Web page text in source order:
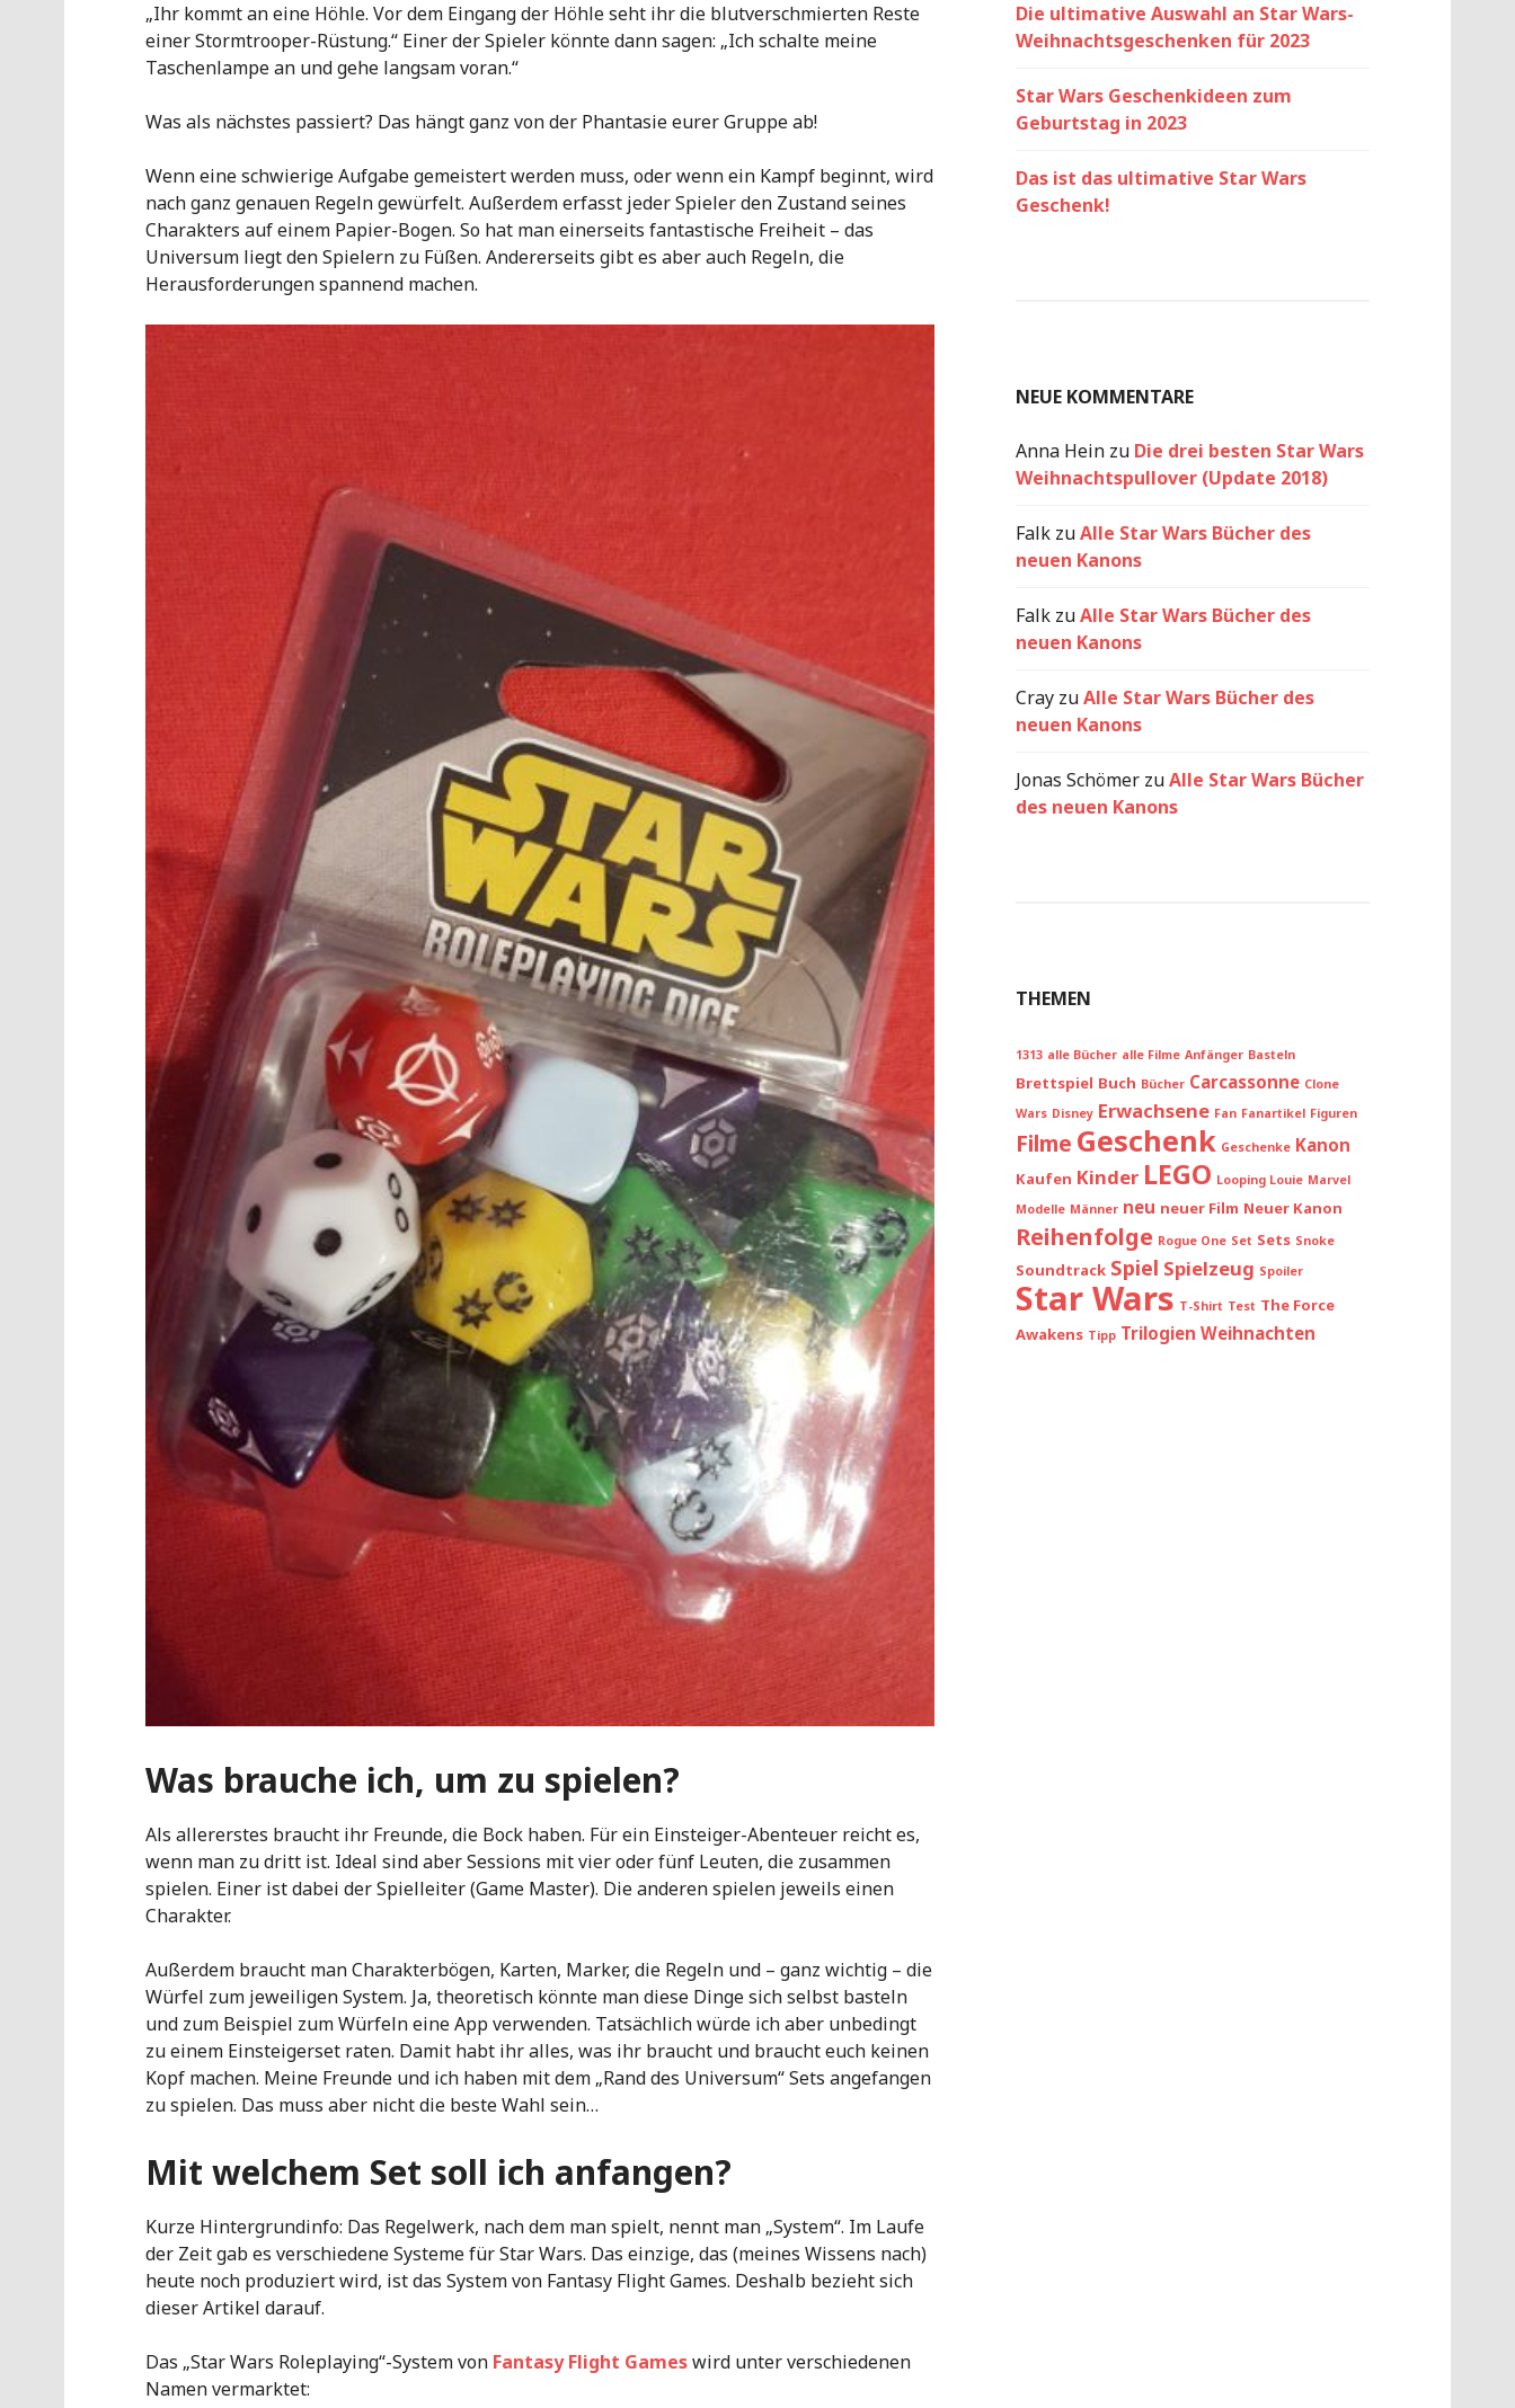
„Ihr kommt an eine Höhle. Vor dem Eingang der Höhle seht ihr die blutverschmierten Reste
einer Stormtrooper-Rüstung.“ Einer der Spieler könnte dann sagen: „Ich schalte meine
Taschenlampe an und gehe langsam voran.“
Was als nächstes passiert? Das hängt ganz von der Phantasie eurer Gruppe ab!
Wenn eine schwierige Aufgabe gemeistert werden muss, oder wenn ein Kampf beginnt, wird
nach ganz genauen Regeln gewürfelt. Außerdem erfasst jeder Spieler den Zustand seines
Charakters auf einem Papier-Bogen. So hat man einerseits fantastische Freiheit – das
Universum liegt den Spielern zu Füßen. Andererseits gibt es aber auch Regeln, die
Herausforderungen spannend machen.
Was brauche ich, um zu spielen?
Als allererstes braucht ihr Freunde, die Bock haben. Für ein Einsteiger-Abenteuer reicht es,
wenn man zu dritt ist. Ideal sind aber Sessions mit vier oder fünf Leuten, die zusammen
spielen. Einer ist dabei der Spielleiter (Game Master). Die anderen spielen jeweils einen
Charakter.
Außerdem braucht man Charakterbögen, Karten, Marker, die Regeln und – ganz wichtig – die
Würfel zum jeweiligen System. Ja, theoretisch könnte man diese Dinge sich selbst basteln
und zum Beispiel zum Würfeln eine App verwenden. Tatsächlich würde ich aber unbedingt
zu einem Einsteigerset raten. Damit habt ihr alles, was ihr braucht und braucht euch keinen
Kopf machen. Meine Freunde und ich haben mit dem „Rand des Universum“ Sets angefangen
zu spielen. Das muss aber nicht die beste Wahl sein…
Mit welchem Set soll ich anfangen?
Kurze Hintergrundinfo: Das Regelwerk, nach dem man spielt, nennt man „System“. Im Laufe
der Zeit gab es verschiedene Systeme für Star Wars. Das einzige, das (meines Wissens nach)
heute noch produziert wird, ist das System von Fantasy Flight Games. Deshalb bezieht sich
dieser Artikel darauf.
Das „Star Wars Roleplaying“-System von Fantasy Flight Gameswird unter verschiedenen
Namen vermarktet:
Die ultimative Auswahl an Star Wars-
Weihnachtsgeschenken für 2023
Star Wars Geschenkideen zum
Geburtstag in 2023
Das ist das ultimative Star Wars
Geschenk!
NEUE KOMMENTARE
Anna Hein zu Die drei besten Star Wars
Weihnachtspullover (Update 2018)
Falk zuAlle Star Wars Bücher des
neuen Kanons
Falk zuAlle Star Wars Bücher des
neuen Kanons
Cray zuAlle Star Wars Bücher des
neuen Kanons
Jonas Schömer zuAlle Star Wars Bücher
des neuen Kanons
THEMEN
1313 alle Bücher alle Filme Anfänger Basteln
Brettspiel Buch Bücher Carcassonne Clone
Wars Disney Erwachsene Fan Fanartikel Figuren
Filme Geschenk Geschenke Kanon
Kaufen Kinder LEGO Looping Louie Marvel
Modelle Männer neu neuer Film Neuer Kanon
Reihenfolge Rogue One Set Sets Snoke
Soundtrack Spiel Spielzeug Spoiler
Star Wars T-Shirt Test The Force
Awakens Tipp Trilogien Weihnachten